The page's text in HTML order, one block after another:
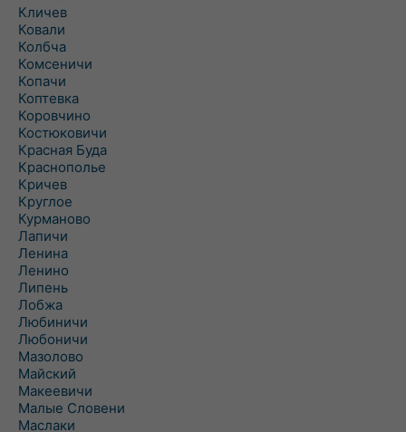
Кличев
Ковали
Колбча
Комсеничи
Копачи
Коптевка
Коровчино
Костюковичи
Красная Буда
Краснополье
Кричев
Круглое
Курманово
Лапичи
Ленина
Ленино
Липень
Лобжа
Любиничи
Любоничи
Мазолово
Майский
Макеевичи
Малые Словени
Маслаки